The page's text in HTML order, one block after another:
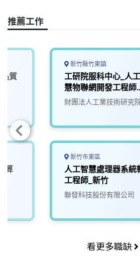
o
k
n
k
推薦工作
質
算
新竹縣竹東鎮
工研院服科中心_人
慧物聯網開發工程師
(S300)
財團法人工業技術研究
新竹市東區
人工智慧處理器系統
工程師_新竹
聯發科技股份有限公司
看更多職缺